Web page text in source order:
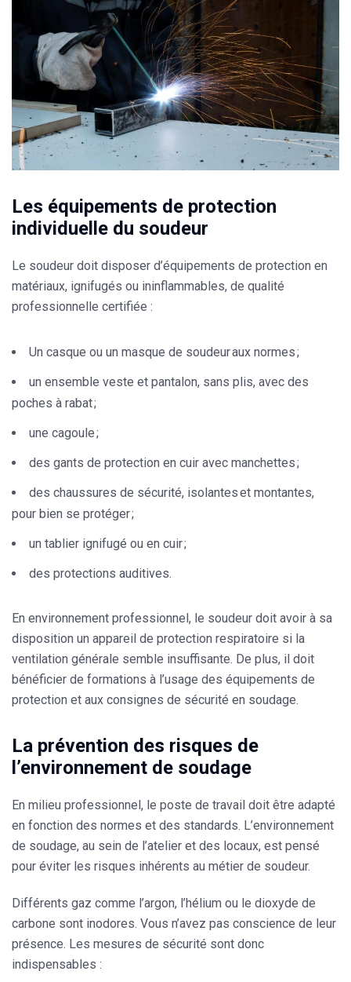
Les équipements de protection
individuelle du soudeur
Le soudeur doit disposer d’équipements de protection en
matériaux, ignifugés ou ininflammables, de qualité
professionnelle certifiée :
Un casque ou un masque de soudeur aux normes ;
un ensemble veste et pantalon, sans plis, avec des
poches à rabat ;
une cagoule ;
des gants de protection en cuir avec manchettes ;
des chaussures de sécurité, isolantes et montantes,
pour bien se protéger ;
un tablier ignifugé ou en cuir ;
des protections auditives.
En environnement professionnel, le soudeur doit avoir à sa
disposition un appareil de protection respiratoire si la
ventilation générale semble insuffisante. De plus, il doit
bénéficier de formations à l’usage des équipements de
protection et aux consignes de sécurité en soudage.
La prévention des risques de
l’environnement de soudage
En milieu professionnel, le poste de travail doit être adapté
en fonction des normes et des standards. L’environnement
de soudage, au sein de l’atelier et des locaux, est pensé
pour éviter les risques inhérents au métier de soudeur.
Différents gaz comme l’argon, l’hélium ou le dioxyde de
carbone sont inodores. Vous n’avez pas conscience de leur
présence. Les mesures de sécurité sont donc
indispensables :